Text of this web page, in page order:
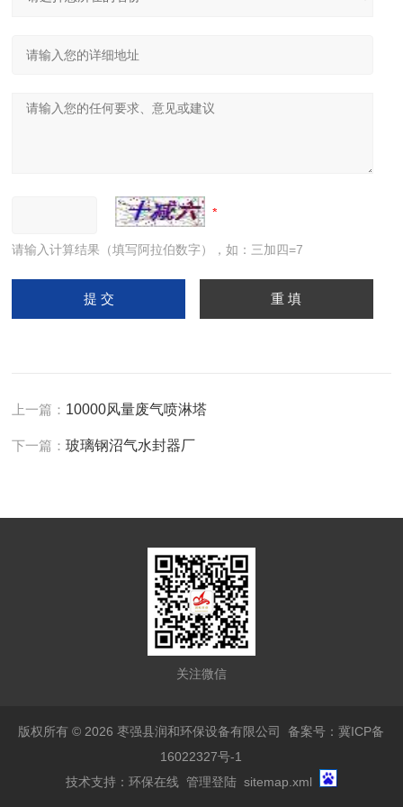
请输入计算结果（填写阿拉伯数字），如：三加四=7
上一篇： 10000风量废气喷淋塔
下一篇：玻璃钢沼气水封器厂
关注微信
版权所有 © 2026 枣强县润和环保设备有限公司备案号：冀ICP备
16022327号-1
技术支持： 环保在线 管理登陆 sitemap.xml